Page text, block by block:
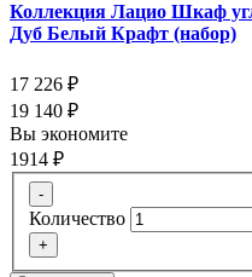
Коллекция Лацио Шкаф
Дуб Белый Крафт (набор)
17 226 ₽
19 140 ₽
Вы экономите
1914 ₽
-
Количество
+